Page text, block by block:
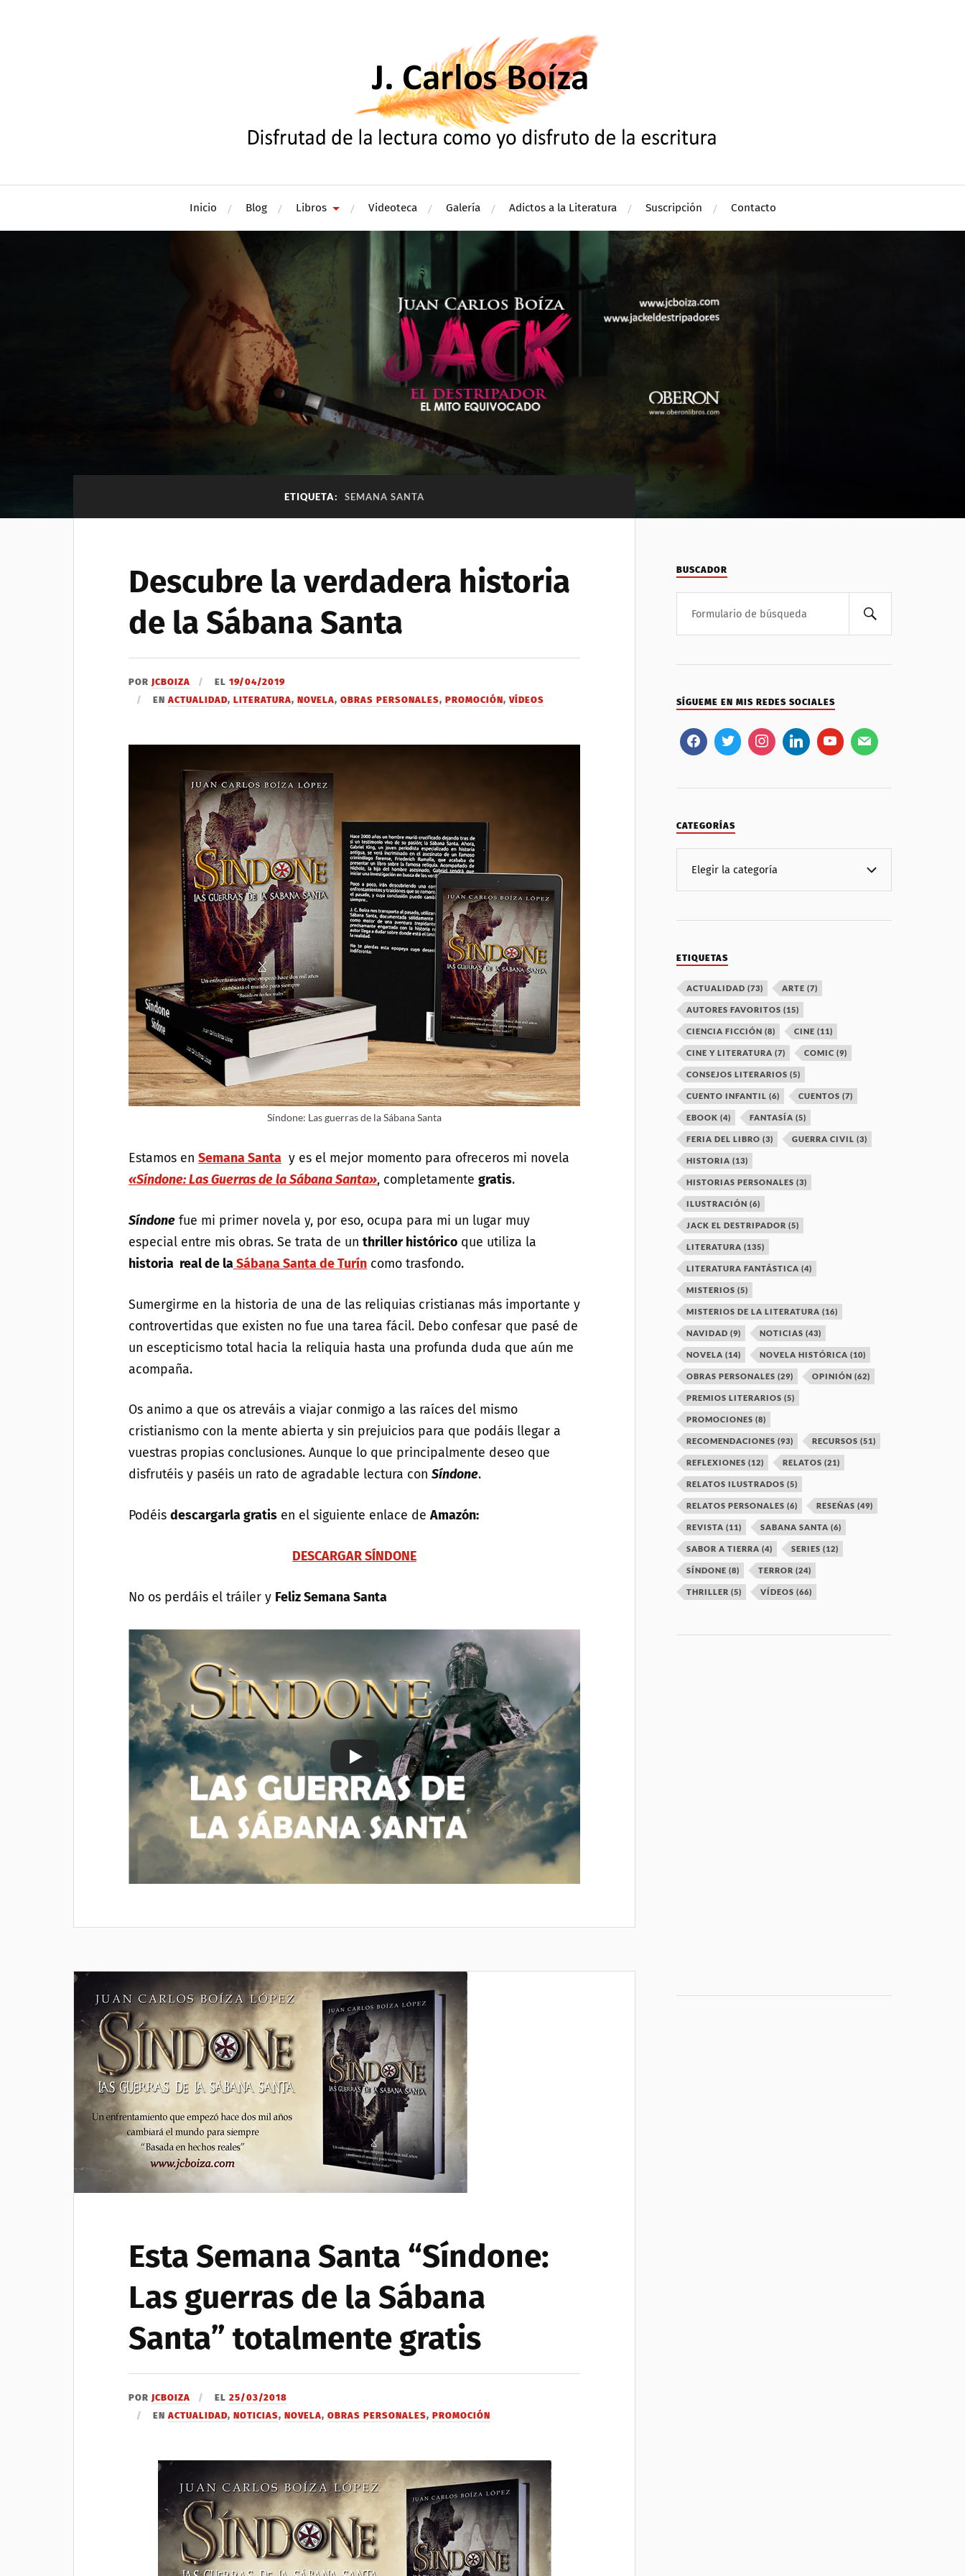
Inicio Blog Libros Videoteca Galería Adictos a la Literatura Suscripción Contacto
ETIQUETA: SEMANA SANTA
Descubre la verdadera historia
de la Sábana Santa
PORJCBOIZA EL19/04/2019
ENACTUALIDAD,LITERATURA,NOVELA,OBRAS PERSONALES,PROMOCIÓN,VÍDEOS
Síndone: Las guerras de la Sábana Santa
Estamos enSemana Santa y es el mejor momento para ofreceros mi novela
«Síndone: Las Guerras de la Sábana Santa», completamentegratis.
Síndone fue mi primer novela y, por eso, ocupa para mi un lugar muy
especial entre mis obras. Se trata de unthriller histórico que utiliza la
historia real de laSábana Santa de Turín como trasfondo.
Sumergirme en la historia de una de las reliquias cristianas más importante y
controvertidas que existen no fue una tarea fácil. Debo confesar que pasé de
un escepticismo total hacia la reliquia hasta una profunda duda que aún me
acompaña.
Os animo a que os atreváis a viajar conmigo a las raíces del mismo
cristianismo con la mente abierta y sin prejuicios para que podáis llegar a
vuestras propias conclusiones. Aunque lo que principalmente deseo que
disfrutéis y paséis un rato de agradable lectura conSíndone.
Podéisdescargarla gratis en el siguiente enlace deAmazón:
DESCARGAR SÍNDONE
No os perdáis el tráiler y Feliz Semana Santa
Esta Semana Santa “Síndone:
Las guerras de la Sábana
Santa” totalmente gratis
POR JCBOIZA EL25/03/2018
ENACTUALIDAD,NOTICIAS,NOVELA,OBRAS PERSONALES,PROMOCIÓN
BUSCADOR
SÍGUEME EN MIS REDES SOCIALES
CATEGORÍAS
ETIQUETAS
ACTUALIDAD (73) ARTE (7)
AUTORES FAVORITOS (15)
CIENCIA FICCIÓN (8) CINE (11)
CINE Y LITERATURA (7) COMIC (9)
CONSEJOS LITERARIOS (5)
CUENTO INFANTIL (6) CUENTOS (7)
EBOOK (4) FANTASÍA (5)
FERIA DEL LIBRO (3) GUERRA CIVIL (3)
HISTORIA (13)
HISTORIAS PERSONALES (3)
ILUSTRACIÓN (6)
JACK EL DESTRIPADOR (5)
LITERATURA (135)
LITERATURA FANTÁSTICA (4)
MISTERIOS (5)
MISTERIOS DE LA LITERATURA (16)
NAVIDAD (9) NOTICIAS (43)
NOVELA (14) NOVELA HISTÓRICA (10)
OBRAS PERSONALES (29) OPINIÓN (62)
PREMIOS LITERARIOS (5)
PROMOCIONES (8)
RECOMENDACIONES (93) RECURSOS (51)
REFLEXIONES (12) RELATOS (21)
RELATOS ILUSTRADOS (5)
RELATOS PERSONALES (6) RESEÑAS (49)
REVISTA (11) SABANA SANTA (6)
SABOR A TIERRA (4) SERIES (12)
SÍNDONE (8) TERROR (24)
THRILLER (5) VÍDEOS (66)